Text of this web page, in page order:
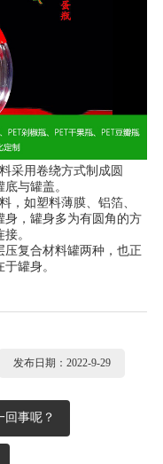
用卷绕方式制成圆
与罐盖。
如塑料薄膜、铝箔、
身，罐身多为有圆角的方
。
复合材料罐两种，也正
罐身。
发布日期：2022-9-29
回事呢？